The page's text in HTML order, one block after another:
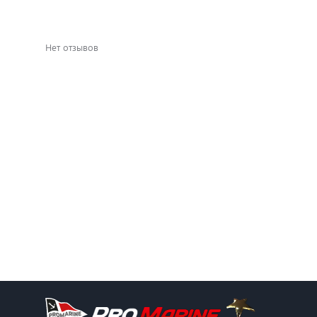
Нет отзывов